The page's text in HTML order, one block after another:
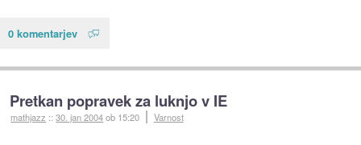
0 komentarjev
Pretkan popravek za luknjo v IE
mathjazz ::30. jan 2004ob 15:20 Varnost